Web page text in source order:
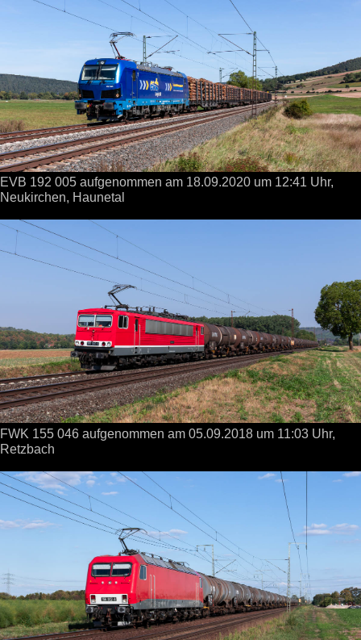
EVB 192 005 aufgenommen am 18.09.2020 um 12:41 Uhr,
Neukirchen, Haunetal
FWK 155 046 aufgenommen am 05.09.2018 um 11:03 Uhr,
Retzbach